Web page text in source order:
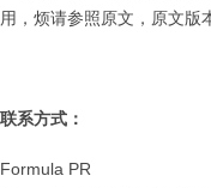
用，烦请参照原文，原文版
联系方式：
Formula PR